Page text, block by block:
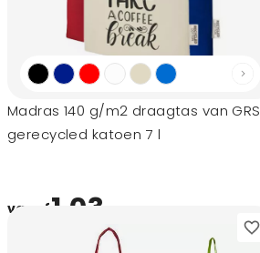
Madras 140 g/m2 draagtas van GRS
gerecycled katoen 7 l
vanaf1,03